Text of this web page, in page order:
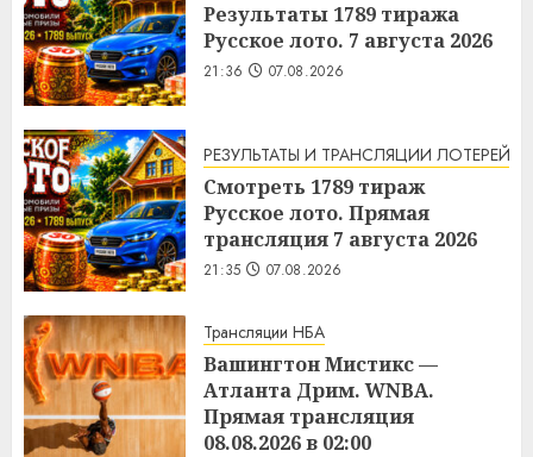
Результаты 1789 тиража
Русское лото. 7 августа 2026
21:36 07.08.2026
РЕЗУЛЬТАТЫ И ТРАНСЛЯЦИИ ЛОТЕРЕЙ
Смотреть 1789 тираж
Русское лото. Прямая
трансляция 7 августа 2026
21:35 07.08.2026
Трансляции НБА
Вашингтон Мистикс —
Атланта Дрим. WNBA.
Прямая трансляция
08.08.2026 в 02:00